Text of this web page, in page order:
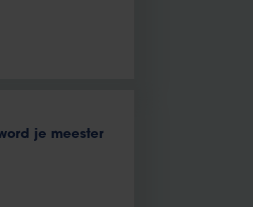
je meester